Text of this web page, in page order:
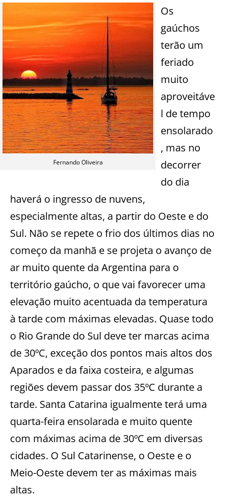
Fernando Oliveira
Os
gaúchos
terão um
feriado
muito
aproveitáve
l de tempo
ensolarado
, mas no
decorrer
do dia
haverá o ingresso de nuvens,
especialmente altas, a partir do Oeste e do
Sul. Não se repete o frio dos últimos dias no
começo da manhã e se projeta o avanço de
ar muito quente da Argentina para o
território gaúcho, o que vai favorecer uma
elevação muito acentuada da temperatura
à tarde com máximas elevadas. Quase todo
o Rio Grande do Sul deve ter marcas acima
de 30ºC, exceção dos pontos mais altos dos
Aparados e da faixa costeira, e algumas
regiões devem passar dos 35ºC durante a
tarde. Santa Catarina igualmente terá uma
quarta-feira ensolarada e muito quente
com máximas acima de 30ºC em diversas
cidades. O Sul Catarinense, o Oeste e o
Meio-Oeste devem ter as máximas mais
altas.